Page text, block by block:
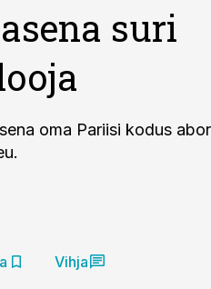
suri
oma Pariisi kodus
Vihja